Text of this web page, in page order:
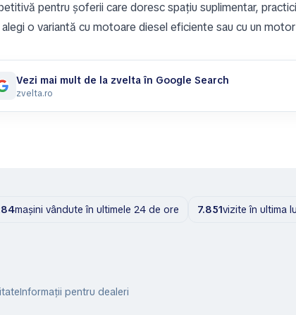
pentru șoferii care doresc spațiu suplimentar,
alegi o variantă cu motoare diesel eficiente sau cu un
Vezi mai mult de la zvelta în Google Search
zvelta.ro
mașini vândute în ultimele 24 de ore 7.851vizite în ultima
Informații pentru dealeri